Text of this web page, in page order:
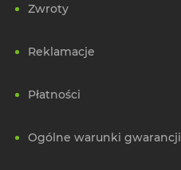
Zwroty
Reklamacje
Płatności
Ogólne warunki gwarancji